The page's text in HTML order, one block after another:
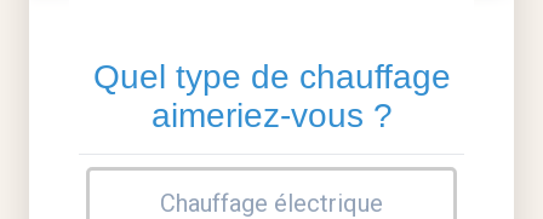
Quel type de chauffage
aimeriez-vous ?
Chauffage électrique